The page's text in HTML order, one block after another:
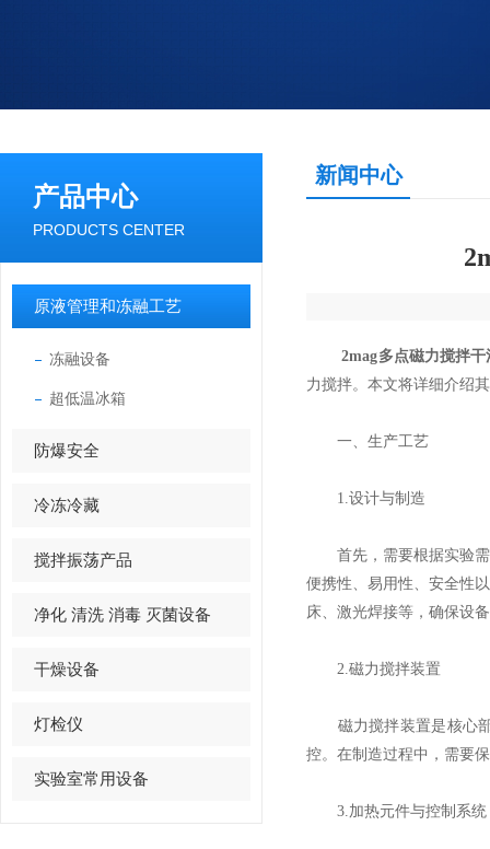
产品中心
PRODUCTS CENTER
原液管理和冻融工艺
冻融设备
超低温冰箱
防爆安全
冷冻冷藏
搅拌振荡产品
净化 清洗 消毒 灭菌设备
干燥设备
灯检仪
实验室常用设备
新闻中心
2mag多点磁力搅拌干
力搅拌。本文将详细介绍
一、生产工艺
1.设计与制造
首先，需要根据实验需
便携性、易用性、安全性
床、激光焊接等，确保设
2.磁力搅拌装置
磁力搅拌装置是核心部
控。在制造过程中，需要
3.加热元件与控制系统